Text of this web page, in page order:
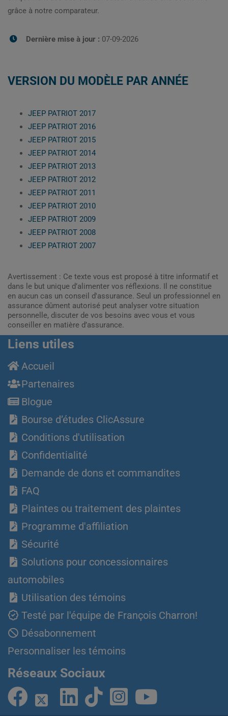
grâce à notre comparateur.
Dernière mise à jour : 07-09-2026
VERSION DU MODÈLE PAR ANNÉE
JEEP PATRIOT 2017
JEEP PATRIOT 2016
JEEP PATRIOT 2015
JEEP PATRIOT 2014
JEEP PATRIOT 2013
JEEP PATRIOT 2012
JEEP PATRIOT 2011
JEEP PATRIOT 2010
JEEP PATRIOT 2009
JEEP PATRIOT 2008
JEEP PATRIOT 2007
Avertissement : Ce texte vous est proposé à titre informatif et
dans le but unique d’alimenter vos réflexions. Il ne constitue
en aucun cas un conseil d'assurance. Seul un professionnel en
assurance dûment autorisé peut analyser votre situation
personnelle, discuter de vos besoins avec vous et vous
conseiller en matière d’assurance.
Liens utiles
Accueil
Partenaires
Blogue
Bourse d’études ClicAssure
Conditions d'utilisation
Confidentialité
Demande de dons et commandites
FAQ
Plaintes ou traitement des plaintes
Programme d'affiliation
Sécurité
Solutions pour concessionnaires
automobiles
Utilisation des témoins
Testé par l'équipe de François Charron!
Désabonnement
Personnaliser les témoins
Réseaux Sociaux